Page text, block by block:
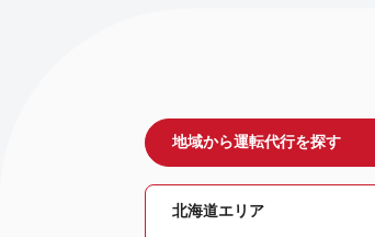
地域から運転代行を探す
北海道エリア